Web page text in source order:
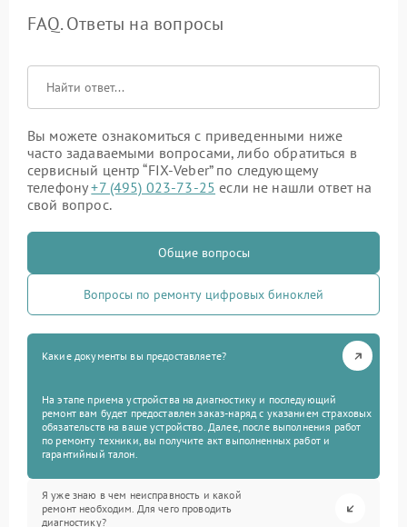
FAQ. Ответы на вопросы
Вы можете ознакомиться с приведенными ниже
часто задаваемыми вопросами, либо обратиться в
сервисный центр “FIX-Veber” по следующему
телефону+7 (495) 023-73-25 если не нашли ответ на
свой вопрос.
Общие вопросы
Вопросы по ремонту цифровых биноклей
Какие документы вы предоставляете?
На этапе приема устройства на диагностику и последующий
ремонт вам будет предоставлен заказ-наряд с указанием страховых
обязательств на ваше устройство. Далее, после выполнения работ
по ремонту техники, вы получите акт выполненных работ и
гарантийный талон.
Я уже знаю в чем неисправность и какой
ремонт необходим. Для чего проводить
диагностику?